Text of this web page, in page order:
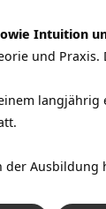
Intuition
und Praxis.
langjährig
der